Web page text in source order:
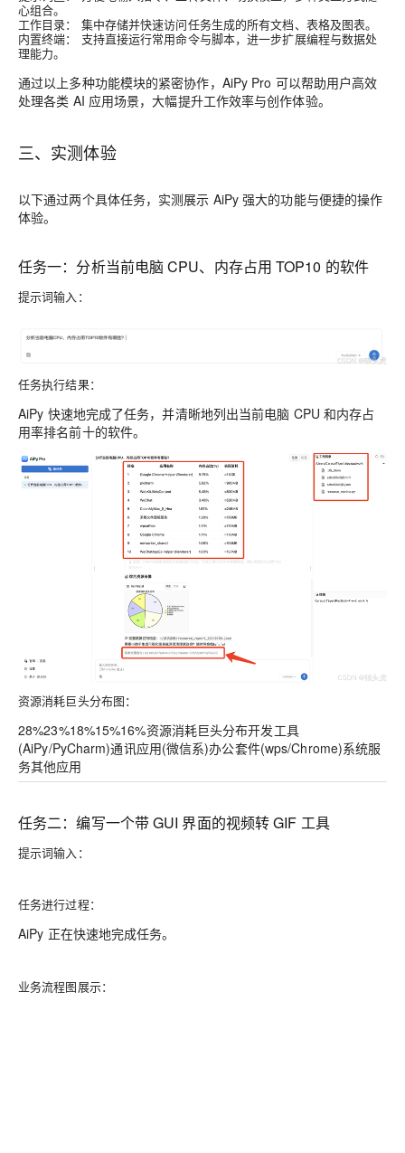
心组合。
工作目录：
集中存储并快速访问任务生成的所有文档、表格及图表。
内置终端：
支持直接运行常用命令与脚本，进一步扩展编程与数据处
理能力。
通过以上多种功能模块的紧密协作，AiPy Pro 可以帮助用户高效
处理各类 AI 应用场景，大幅提升工作效率与创作体验。
三、实测体验
以下通过两个具体任务，实测展示 AiPy 强大的功能与便捷的操作
体验。
任务一：分析当前电脑 CPU、内存占用 TOP10 的软件
提示词输入：
任务执行结果：
AiPy 快速地完成了任务，并清晰地列出当前电脑 CPU 和内存占
用率排名前十的软件。
资源消耗巨头分布图：
28%23%18%15%16%资源消耗巨头分布开发工具
(AiPy/PyCharm)通讯应用(微信系)办公套件(wps/Chrome)系统服
务其他应用
任务二：编写一个带 GUI 界面的视频转 GIF 工具
提示词输入：
任务进行过程：
AiPy 正在快速地完成任务。
业务流程图展示：